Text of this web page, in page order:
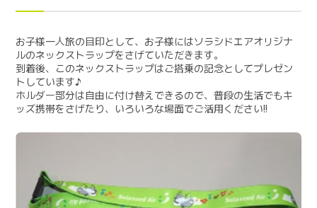
お子様一人旅の目印として、お子様にはソラシドエアオリジナ
ルのネックストラップをさげていただきます。
到着後、このネックストラップはご搭乗の記念としてプレゼン
トしています♪
ホルダー部分は自由に付け替えできるので、普段の生活でもキ
ッズ携帯をさげたり、いろいろな場面でご活用ください!!